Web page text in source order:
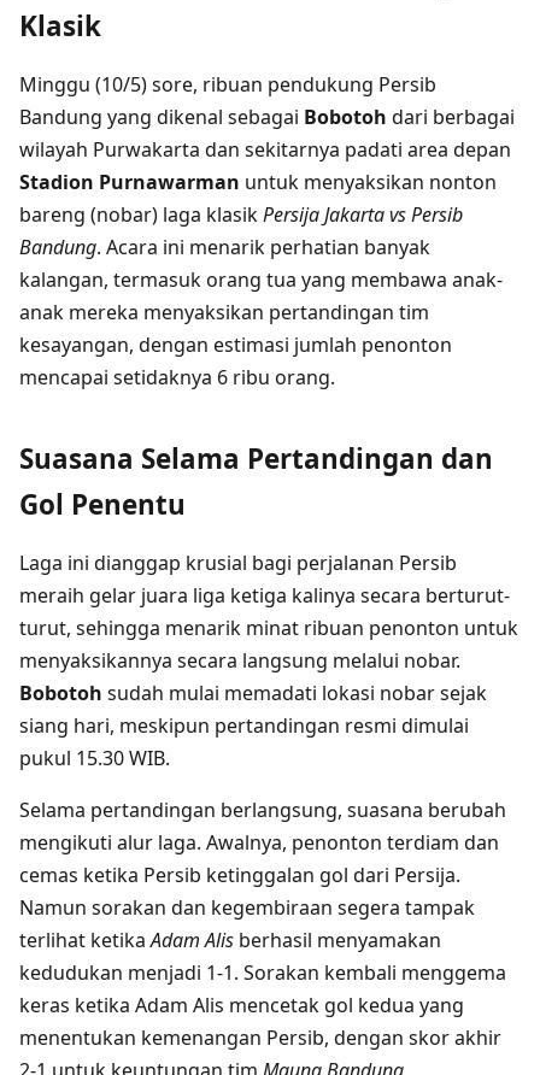
Klasik
Minggu (10/5) sore, ribuan pendukung Persib
Bandung yang dikenal sebagai Bobotoh dari berbagai
wilayah Purwakarta dan sekitarnya padati area depan
Stadion Purnawarman untuk menyaksikan nonton
bareng (nobar) laga klasikPersija Jakarta vs Persib
Bandung. Acara ini menarik perhatian banyak
kalangan, termasuk orang tua yang membawa anak-
anak mereka menyaksikan pertandingan tim
kesayangan, dengan estimasi jumlah penonton
mencapai setidaknya 6 ribu orang.
Suasana Selama Pertandingan dan
Gol Penentu
Laga ini dianggap krusial bagi perjalanan Persib
meraih gelar juara liga ketiga kalinya secara berturut-
turut, sehingga menarik minat ribuan penonton untuk
menyaksikannya secara langsung melalui nobar.
Bobotoh sudah mulai memadati lokasi nobar sejak
siang hari, meskipun pertandingan resmi dimulai
pukul 15.30 WIB.
Selama pertandingan berlangsung, suasana berubah
mengikuti alur laga. Awalnya, penonton terdiam dan
cemas ketika Persib ketinggalan gol dari Persija.
Namun sorakan dan kegembiraan segera tampak
terlihat ketikaAdam Alis berhasil menyamakan
kedudukan menjadi 1-1. Sorakan kembali menggema
keras ketika Adam Alis mencetak gol kedua yang
menentukan kemenangan Persib, dengan skor akhir